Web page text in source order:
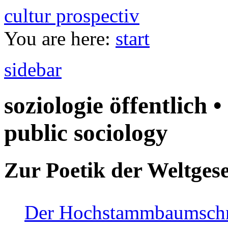
cultur prospectiv
You are here: start
sidebar
soziologie öffentlich
public sociology
Zur Poetik der
Der